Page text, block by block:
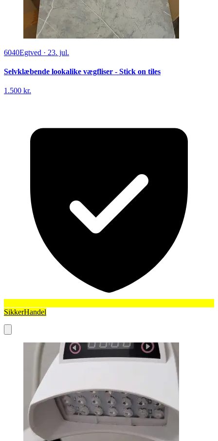
6040Egtved · 23. jul.
Selvklæbende lookalike vægfliser - Stick on tiles
1.500 kr.
SikkerHandel